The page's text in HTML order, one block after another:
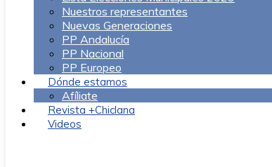
Nuestros representantes
Nuevas Generaciones
PP Andalucía
PP Nacional
PP Europeo
Dónde estamos
Afíliate
Revista +Chiclana
Videos